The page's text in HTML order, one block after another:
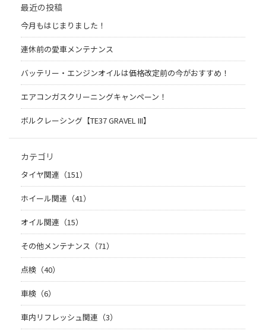
最近の投稿
今月もはじまりました！
連休前の愛車メンテナンス
バッテリー・エンジンオイルは価格改定前の今がおすすめ！
エアコンガスクリーニングキャンペーン！
ボルクレーシング【TE37 GRAVEL III】
カテゴリ
タイヤ関連（151）
ホイール関連（41）
オイル関連（15）
その他メンテナンス（71）
点検（40）
車検（6）
車内リフレッシュ関連（3）